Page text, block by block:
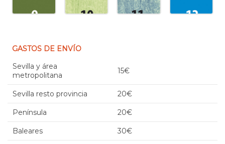
GASTOS DE ENVÍO
Sevilla y área
metropolitana
15€
Sevilla resto provincia 20€
Península 20€
Baleares 30€